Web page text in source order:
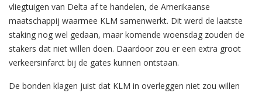
vliegtuigen van Delta af te handelen, de Amerikaanse
maatschappij waarmee KLM samenwerkt. Dit werd de laatste
staking nog wel gedaan, maar komende woensdag zouden de
stakers dat niet willen doen. Daardoor zou er een extra groot
verkeersinfarct bij de gates kunnen ontstaan.
De bonden klagen juist dat KLM in overleggen niet zou willen